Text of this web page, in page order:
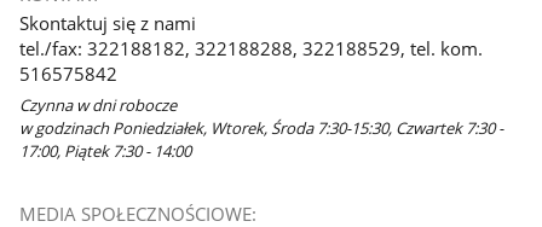
Skontaktuj się z nami
tel./fax: 322188182, 322188288, 322188529, tel. kom.
516575842
Czynna w dni robocze
w godzinach Poniedziałek, Wtorek, Środa 7:30-15:30, Czwartek 7:30 -
17:00, Piątek 7:30 - 14:00
MEDIA SPOŁECZNOŚCIOWE: